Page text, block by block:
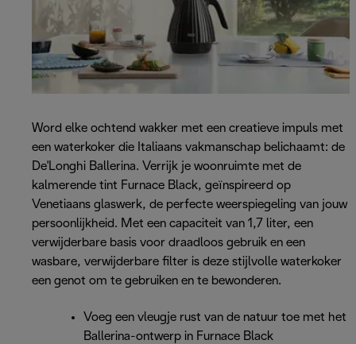
Word elke ochtend wakker met een creatieve impuls met
een waterkoker die Italiaans vakmanschap belichaamt: de
De'Longhi Ballerina. Verrijk je woonruimte met de
kalmerende tint Furnace Black, geïnspireerd op
Venetiaans glaswerk, de perfecte weerspiegeling van jouw
persoonlijkheid. Met een capaciteit van 1,7 liter, een
verwijderbare basis voor draadloos gebruik en een
wasbare, verwijderbare filter is deze stijlvolle waterkoker
een genot om te gebruiken en te bewonderen.
Voeg een vleugje rust van de natuur toe met het
Ballerina-ontwerp in Furnace Black